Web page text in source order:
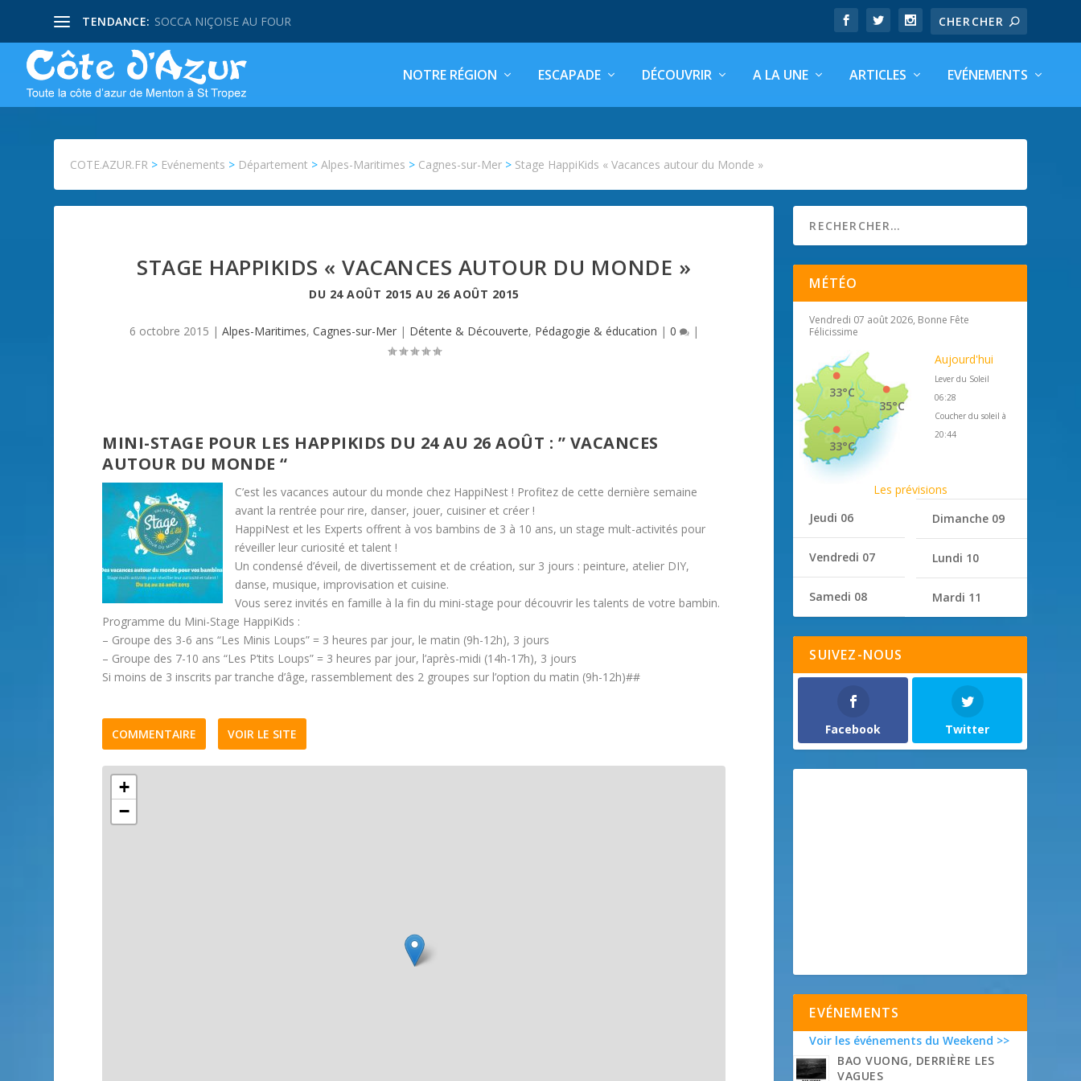
TENDANCE: SOCCA NIÇOISE AU FOUR
NOTRE RÉGION ESCAPADE DÉCOUVRIR A LA UNE ARTICLES EVÉNEMENTS
COTE.AZUR.FR > Evénements > Département >Alpes-Maritimes > Cagnes-sur-Mer > Stage HappiKids « Vacances autour du Monde »
STAGE HAPPIKIDS « VACANCES AUTOUR DU MONDE »
DU 24 AOÛT 2015 AU 26 AOÛT 2015
6 octobre 2015 | Alpes-Maritimes, Cagnes-sur-Mer| Détente & Découverte, Pédagogie & éducation | 0 |
MINI-STAGE POUR LES HAPPIKIDS DU 24 AU 26 AOÛT : ” VACANCES
AUTOUR DU MONDE “
C’est les vacances autour du monde chez HappiNest ! Profitez de cette dernière semaine
avant la rentrée pour rire, danser, jouer, cuisiner et créer !
HappiNest et les Experts offrent à vos bambins de 3 à 10 ans, un stage mult-activités pour
réveiller leur curiosité et talent !
Un condensé d’éveil, de divertissement et de création, sur 3 jours : peinture, atelier DIY,
danse, musique, improvisation et cuisine.
Vous serez invités en famille à la fin du mini-stage pour découvrir les talents de votre bambin.
Programme du Mini-Stage HappiKids :
– Groupe des 3-6 ans “Les Minis Loups” = 3 heures par jour, le matin (9h-12h), 3 jours
– Groupe des 7-10 ans “Les P’tits Loups” = 3 heures par jour, l’après-midi (14h-17h), 3 jours
Si moins de 3 inscrits par tranche d’âge, rassemblement des 2 groupes sur l’option du matin (9h-12h)##
COMMENTAIRE VOIR LE SITE
+
−
MÉTÉO
Vendredi 07 août 2026, Bonne Fête
Félicissime
35°C
33°C
33°C
Aujourd'hui
Lever du Soleil
06:28
Coucher du soleil à
20:44
Les prévisions
Jeudi 06
Vendredi 07
Samedi 08
Dimanche 09
Lundi 10
Mardi 11
SUIVEZ-NOUS
Facebook Twitter
EVÉNEMENTS
Voir les événements du Weekend >>
BAO VUONG, DERRIÈRE LES
VAGUES